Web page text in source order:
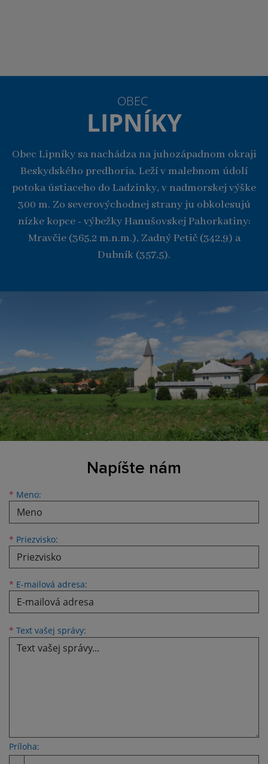
OBEC
LIPNÍKY
Obec Lipníky sa nachádza na juhozápadnom okraji
Beskydského predhoria. Leží v malebnom údolí
potoka ústiaceho do Ladzinky, v nadmorskej výške
300 m. Zo severovýchodnej strany ju obkolesujú
nízke kopce - výbežky Hanušovskej Pahorkatiny:
Mravčie (365,2 m.n.m.), Zadný Petič (342,9) a
Dubník (357,5).
Napíšte nám
* Meno:
Meno
* Priezvisko:
Priezvisko
* E-mailová adresa:
E-mailová adresa
* Text vašej správy:
Príloha: